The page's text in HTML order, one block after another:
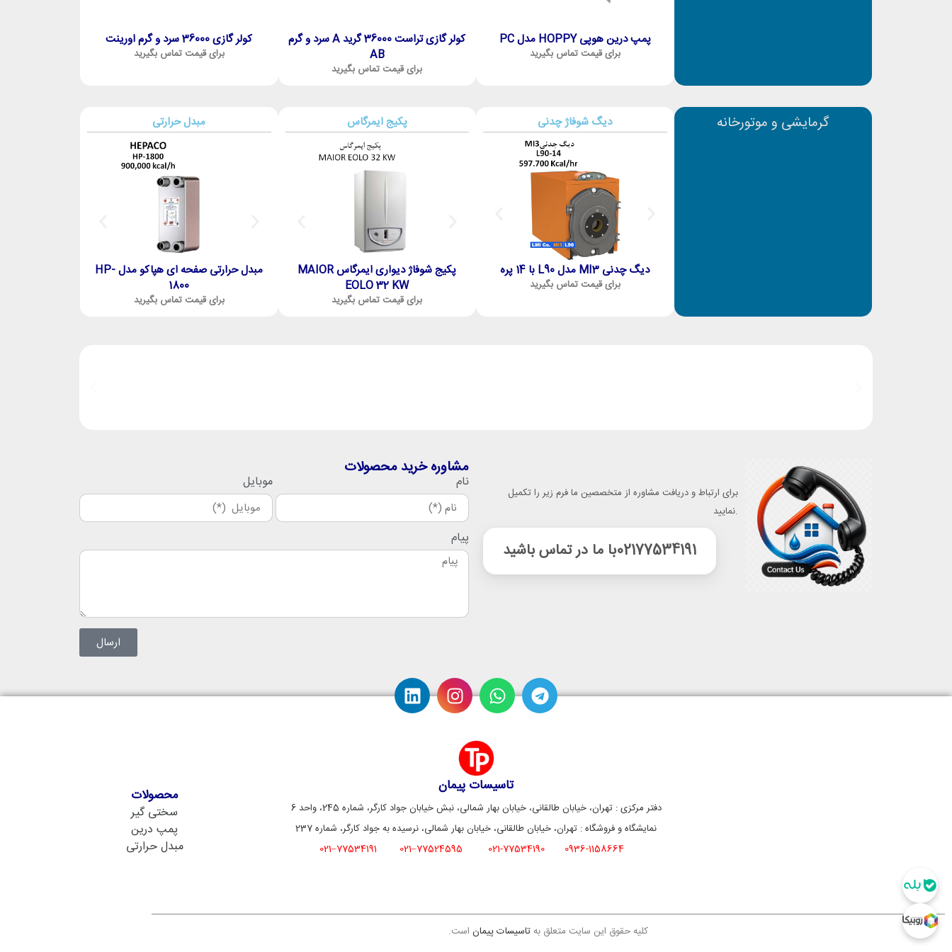
پمپ درین هوپی HOPPY مدل PC
برای قیمت تماس بگیرید
پمپ درین هوپی HOPPY مدل PE
برای قیمت تماس بگیرید
کولر گازی تراست 36000 گرید A سرد و گرم
AB
برای قیمت تماس بگیرید
کولر گازی تراست 30000 گرید A سرد و گرم
AB
کولر گازی 36000 سرد و گرم اورینت
برای قیمت تماس بگیرید
گرمایشی و موتورخانه دیگ شوفاژ چدنی
دیگ چدنی MI3 مدل L90 با 14 پره
برای قیمت تماس بگیرید
دیگ چدنی MI3 مدل L90 با 13 پره
برای قیمت تماس بگیرید
پکیج ایمرگاس
پکیج شوفاژ دیواری ایمرگاس MAIOR
EOLO 32 KW
برای قیمت تماس بگیرید
پکیج شوفاژ دیواری ایمرگاس MINI EOLO
28 KW
برای قیمت تماس بگیرید
مبدل حرارتی
مبدل حرارتی صفحه ای هپاکو مدل HP-
1800
برای قیمت تماس بگیرید
برای ارتباط و دریافت مشاوره از متخصصین ما فرم زیر را تکمیل
نمایید.
با ما در تماس باشید02177534191
مشاوره خرید محصولات
نام موبایل
پیام
ارسال
تاسیسات پیمان
دفتر مرکزی : تهران، خیابان طالقانی، خیابان بهار شمالی، نبش خیابان جواد کارگر، شماره 245، واحد 6
نمایشگاه و فروشگاه : تهران، خیابان طالقانی، خیابان بهار شمالی، نرسیده به جواد کارگر، شماره 237
0936-1158664
021-77534190
77524595–021
77534191–02
1
محصولات
سختی گیر
پمپ درین
مبدل حرارتی
کلیه حقوق این سایت متعلق بهتاسیسات پیمان است.